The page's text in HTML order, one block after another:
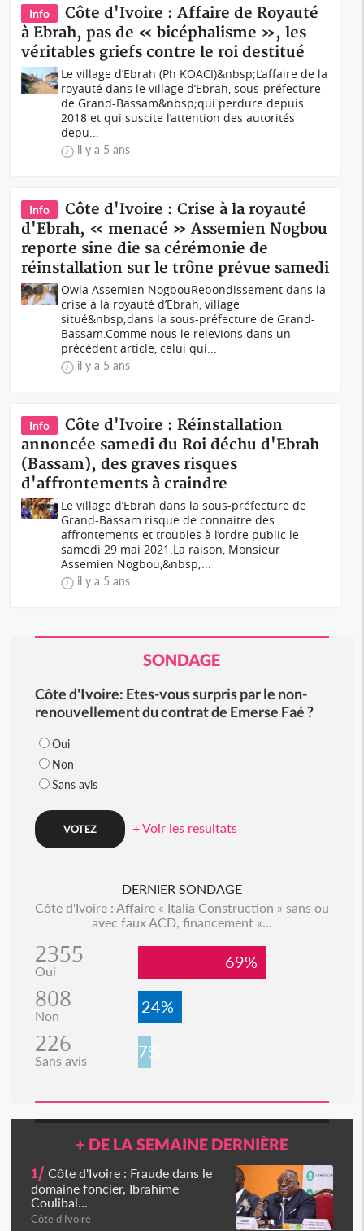
Info
Côte d'Ivoire : Affaire de Royauté
à Ebrah, pas de « bicéphalisme », les
véritables griefs contre le roi destitué
Le village d’Ebrah (Ph KOACI)&nbsp;L’affaire de la
royauté dans le village d’Ebrah, sous-préfecture
de Grand-Bassam&nbsp;qui perdure depuis
2018 et qui suscite l’attention des autorités
depu...
il y a 5 ans
Info
Côte d'Ivoire : Crise à la royauté
d'Ebrah, « menacé » Assemien Nogbou
reporte sine die sa cérémonie de
réinstallation sur le trône prévue samedi
Owla Assemien NogbouRebondissement dans la
crise à la royauté d’Ebrah, village
situé&nbsp;dans la sous-préfecture de Grand-
Bassam.Comme nous le relevions dans un
précédent article, celui qui...
il y a 5 ans
Info
Côte d'Ivoire : Réinstallation
annoncée samedi du Roi déchu d'Ebrah
(Bassam), des graves risques
d'affrontements à craindre
Le village d’Ebrah dans la sous-préfecture de
Grand-Bassam risque de connaitre des
affrontements et troubles à l’ordre public le
samedi 29 mai 2021.La raison, Monsieur
Assemien Nogbou,&nbsp;...
il y a 5 ans
SONDAGE
Côte d'Ivoire: Etes-vous surpris par le non-
renouvellement du contrat de Emerse Faé ?
Oui
Non
Sans avis
+ Voir les resultats
DERNIER SONDAGE
Côte d'Ivoire : Affaire « Italia Construction » sans ou
avec faux ACD, financement «...
2355
Oui 69%
808
Non 24%
226
Sans avis 7%
+ DE LA SEMAINE DERNIÈRE
1/ Côte d'Ivoire : Fraude dans le
domaine foncier, Ibrahime
Coulibal...
Côte d'Ivoire